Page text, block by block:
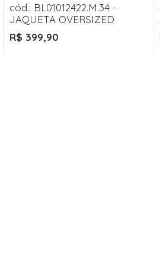
cód.: BL01012422.M.34 -
JAQUETA OVERSIZED
R$ 399,90